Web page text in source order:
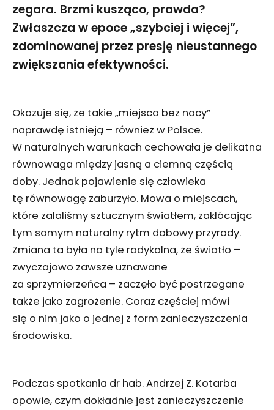
zegara. Brzmi kusząco, prawda?
Zwłaszcza w epoce „szybciej i więcej”,
zdominowanej przez presję nieustannego
zwiększania efektywności.
Okazuje się, że takie „miejsca bez nocy”
naprawdę istnieją – również w Polsce.
W naturalnych warunkach cechowała je delikatna
równowaga między jasną a ciemną częścią
doby. Jednak pojawienie się człowieka
tę równowagę zaburzyło. Mowa o miejscach,
które zalaliśmy sztucznym światłem, zakłócając
tym samym naturalny rytm dobowy przyrody.
Zmiana ta była na tyle radykalna, że światło –
zwyczajowo zawsze uznawane
za sprzymierzeńca – zaczęło być postrzegane
także jako zagrożenie. Coraz częściej mówi
się o nim jako o jednej z form zanieczyszczenia
środowiska.
Podczas spotkania dr hab. Andrzej Z. Kotarba
opowie, czym dokładnie jest zanieczyszczenie